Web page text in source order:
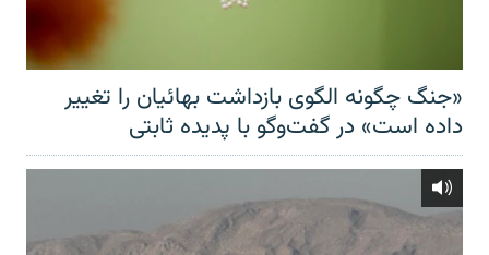
«جنگ چگونه الگوی بازداشت بهائیان را تغییر
داده است» در گفت‌وگو با پدیده ثابتی